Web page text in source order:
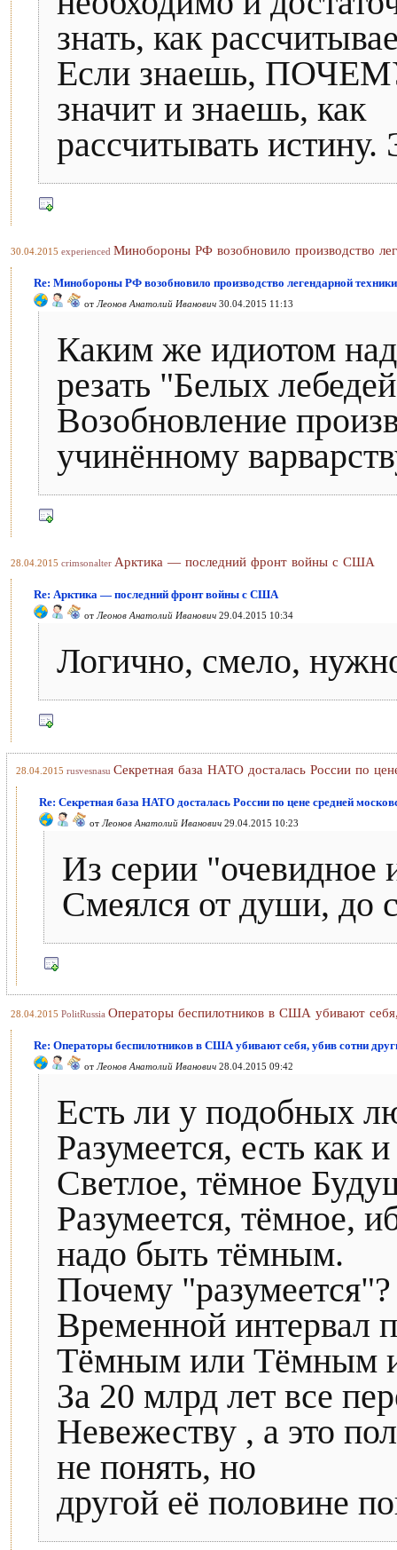
знать, как
Если знаешь,
значит и знаешь, как
рассчитывать
30.04.2015 experienced Минобороны РФ возобновило производство
Re: Минобороны РФ возобновило производство легендарной
от Леонов Анатолий Иванович 30.04.2015 11:13
Каким же идиотом
резать "Белых
Возобновление
учинённому
28.04.2015 crimsonalter Арктика — последний фронт войны с США
Re: Арктика — последний фронт войны с США
от Леонов Анатолий Иванович 29.04.2015 10:34
Логично, смело,
28.04.2015 rusvesnasu Секретная база НАТО досталась России по
Re: Секретная база НАТО досталась России по цене средней
от Леонов Анатолий Иванович 29.04.2015 10:23
Из серии "очевидное
Смеялся от души, до
28.04.2015 PolitRussia Операторы беспилотников в США убивают
Re: Операторы беспилотников в США убивают себя, убив сотни
от Леонов Анатолий Иванович 28.04.2015 09:42
Есть ли у подобных
Разумеется, есть
Светлое, тёмное
Разумеется, тёмное,
надо быть тёмным.
Почему
Временной интервал
Тёмным или Тёмным
За 20 млрд лет все
Невежеству , а это
не понять, но
другой её половине